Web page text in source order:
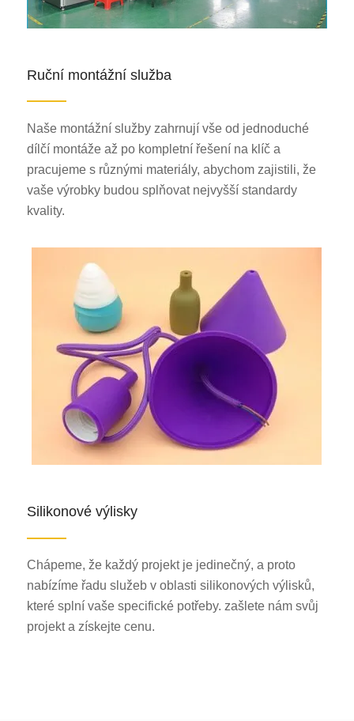
Ruční montážní služba
Naše montážní služby zahrnují vše od jednoduché
dílčí montáže až po kompletní řešení na klíč a
pracujeme s různými materiály, abychom zajistili, že
vaše výrobky budou splňovat nejvyšší standardy
kvality.
Silikonové výlisky
Chápeme, že každý projekt je jedinečný, a proto
nabízíme řadu služeb v oblasti silikonových výlisků,
které splní vaše specifické potřeby. zašlete nám svůj
projekt a získejte cenu.